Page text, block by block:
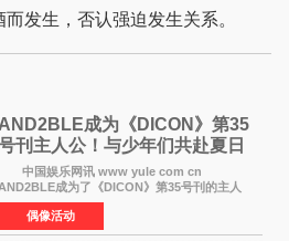
发生，否认强迫发生关系。
AND2BLE成为《DICON》第35
刊主人公！与少年们共赴夏日
之约
中国娱乐网讯 www yule com cn
AND2BLE成为了《DICON》第35号刊的主人
，本期标题为And The Summer。作为出道后
首次担任杂志画报主角的完整体，AND2BLE用清
的少年感与全新的夏天相遇了
偶像活动